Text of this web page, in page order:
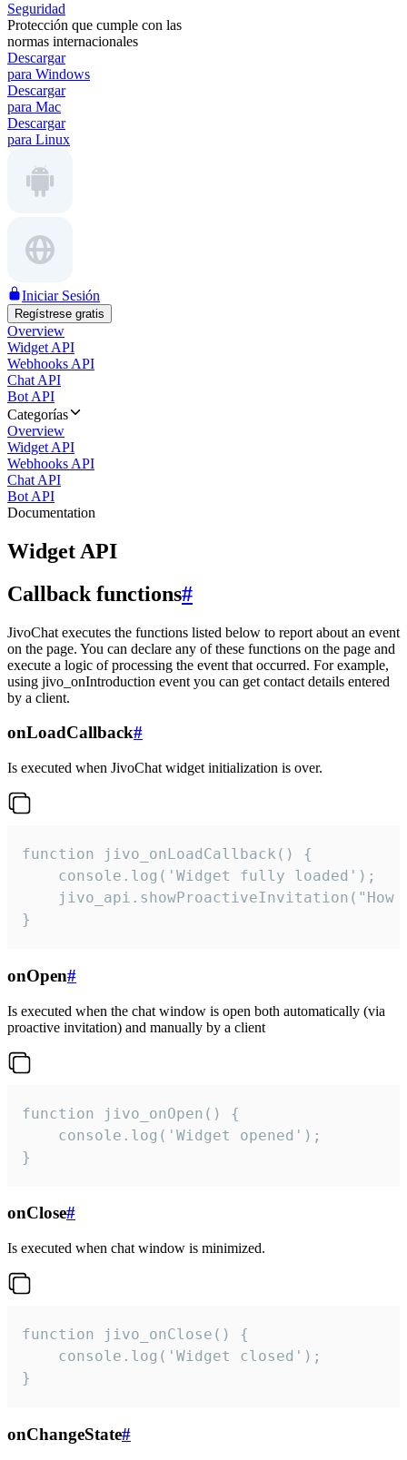
Seguridad
Protección que cumple con las
normas internacionales
Descargar
para Windows
Descargar
para Mac
Descargar
para Linux
Iniciar Sesión
Regístrese gratis
Overview
Widget API
Webhooks API
Chat API
Bot API
Categorías
Overview
Widget API
Webhooks API
Chat API
Bot API
Documentation
Widget API
Callback functions#
JivoChat executes the functions listed below to report about an event
on the page. You can declare any of these functions on the page and
execute a logic of processing the event that occurred. For example,
using jivo_onIntroduction event you can get contact details entered
by a client.
onLoadCallback#
Is executed when JivoChat widget initialization is over.
function jivo_onLoadCallback() {
    console.log('Widget fully loaded');
jivo_api.showProactiveInvitation("How
}
onOpen#
Is executed when the chat window is open both automatically (via
proactive invitation) and manually by a client
function jivo_onOpen() {
    console.log('Widget opened');
}
onClose#
Is executed when chat window is minimized.
function jivo_onClose() {
    console.log('Widget closed');
}
onChangeState#